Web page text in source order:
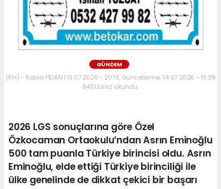
GÜNDEM
(KH) - Rabia FİDAN | 13.07.2026 - 20:13, Güncelleme: 14.07.2026 - 13:39
84513 kez okundu.
2026 LGS sonuçlarına göre Özel
Özkocaman Ortaokulu’ndan Asrın Eminoğlu
500 tam puanla Türkiye birincisi oldu. Asrın
Eminoğlu, elde ettiği Türkiye birinciliği ile
ülke genelinde de dikkat çekici bir başarı